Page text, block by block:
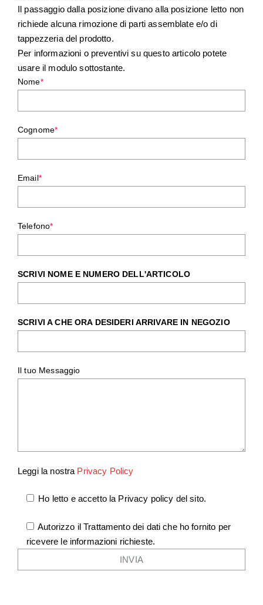
Il passaggio dalla posizione divano alla posizione letto non
richiede alcuna rimozione di parti assemblate e/o di
tappezzeria del prodotto.
Per informazioni o preventivi su questo articolo potete
usare il modulo sottostante.
Nome*
Cognome*
Email*
Telefono*
SCRIVI NOME E NUMERO DELL'ARTICOLO
SCRIVI A CHE ORA DESIDERI ARRIVARE IN NEGOZIO
Il tuo Messaggio
Leggi la nostra Privacy Policy
Ho letto e accetto la Privacy policy del sito.
Autorizzo il Trattamento dei dati che ho fornito per
ricevere le informazioni richieste.